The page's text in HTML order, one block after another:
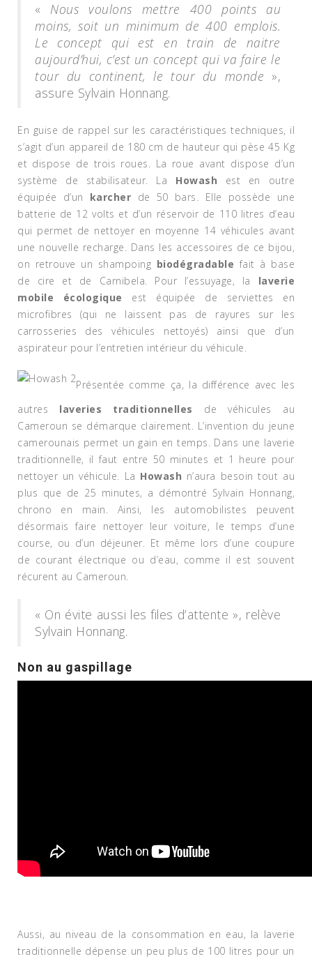
« Nous voulons mettre 400 points au
moins, soit un minimum de 400 emplois.
Le concept qui est en train de naitre
aujourd’hui, c’est un concept qui va faire le
tour du continent, le tour du monde »,
assure Sylvain Honnang.
En guise de rappel sur les caractéristiques techniques, il
s’agit d’un appareil de 180 cm de hauteur qui pèse 45 Kg
et dispose de trois roues. La roue avant dispose d’un
système de stabilisateur. La Howash est en outre
équipée d’un karcher de 50 bars. Elle possède une
batterie de 12 volts et d’un réservoir de 110 litres d’eau
qui permet de nettoyer en moyenne 14 véhicules avant
une nouvelle recharge. Dans les accessoires de ce bijou,
on retrouve un shampoing biodégradable fait à base
de cire et de Carnibela. Pour l’essuyage, la laverie
mobile écologique est équipée de serviettes en
microfibres (qui ne laissent pas de rayures sur les
carrosseries des véhicules nettoyés) ainsi que d’un
aspirateur pour l’entretien intérieur du véhicule.
Présentée comme ça, la différence avec les
autres laveries traditionnelles
de véhicules au
Cameroun se démarque clairement. L’invention du jeune
camerounais permet un gain en temps. Dans une laverie
traditionnelle, il faut entre 50 minutes et 1 heure pour
nettoyer un véhicule. La Howash n’aura besoin tout au
plus que de 25 minutes, a démontré Sylvain Honnang,
chrono en main. Ainsi, les automobilistes peuvent
désormais faire nettoyer leur voiture, le temps d’une
course, ou d’un déjeuner. Et même lors d’une coupure
de courant électrique ou d’eau, comme il est souvent
récurent au Cameroun.
« On évite aussi les files d’attente », relève
Sylvain Honnang.
Non au gaspillage
Aussi, au niveau de la consommation en eau, la laverie
traditionnelle dépense un peu plus de 100 litres pour un